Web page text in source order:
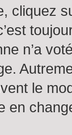
cliquez
n’a
le
en